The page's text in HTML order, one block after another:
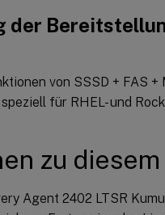
der
von SSSD + FAS
für RHEL- und
zu
Agent 2402 LTSR